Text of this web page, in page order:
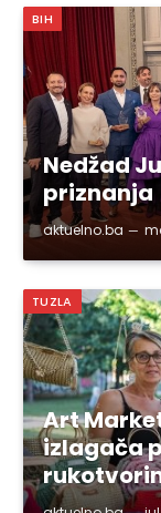
BIH
Nedžad
priznanja
aktuelno.ba
TUZLA
Art
izlagača